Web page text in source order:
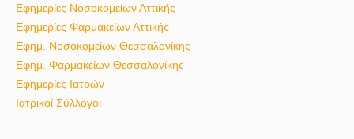
Εφημερίες Νοσοκομείων Αττικής
Εφημερίες Φαρμακείων Αττικής
Εφημ. Νοσοκομείων Θεσσαλονίκης
Εφημ. Φαρμακείων Θεσσαλονίκης
Εφημερίες Ιατρών
Ιατρικοί Σύλλογοι